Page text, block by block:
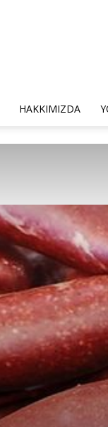
HAKKIMIZDA